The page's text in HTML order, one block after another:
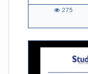
275